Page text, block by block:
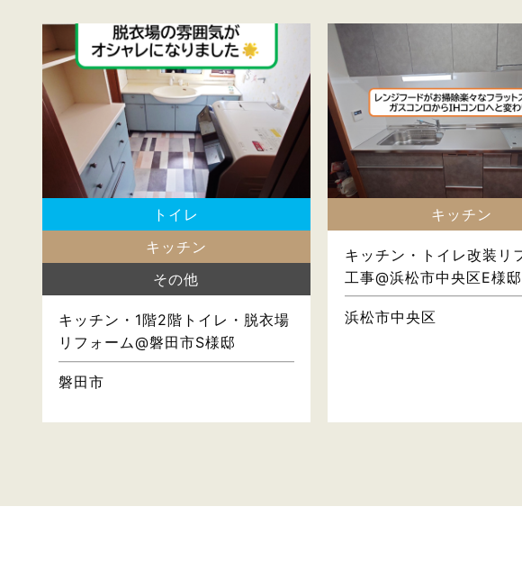
トイレ
キッチン
その他
キッチン・1階2階トイレ・脱衣場
リフォーム@磐田市S様邸
磐田市
キッチン
キッチン・トイレ改装リ
工事@浜松市中央区E様邸
浜松市中央区